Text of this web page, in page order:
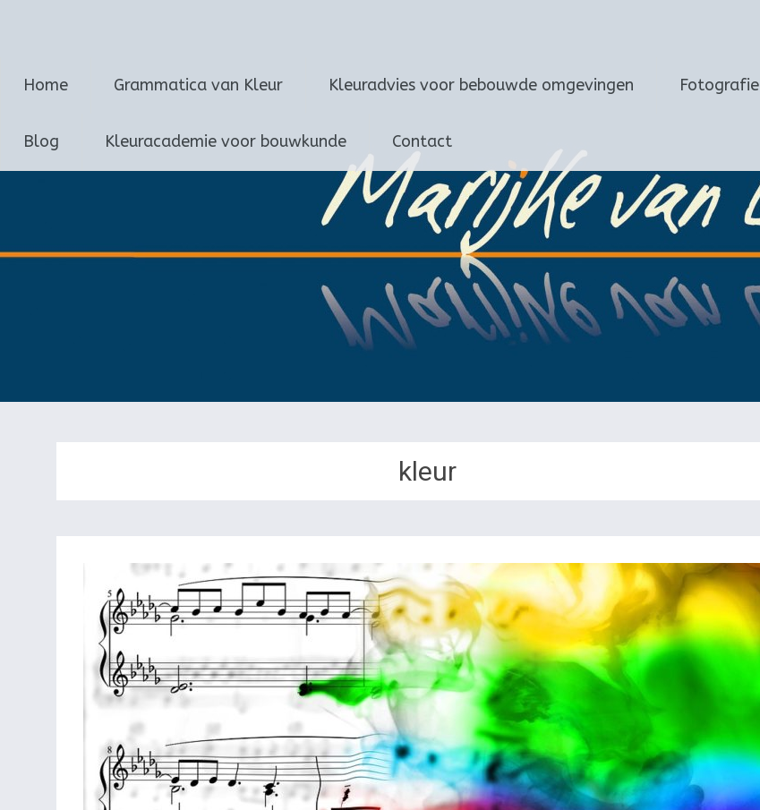
naar
inhoud
Home Grammatica van Kleur Kleuradvies voor bebouwde omgevingen Fotografie
Blog Kleuracademie voor bouwkunde Contact
kleur